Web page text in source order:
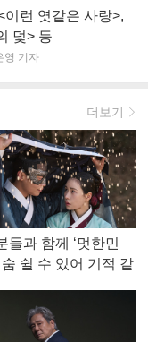
이런 엿같은 사랑>,
덫> 등
영 기자
더보기
들과 함께 ‘멋한민
숨 쉴 수 있어 기적 같